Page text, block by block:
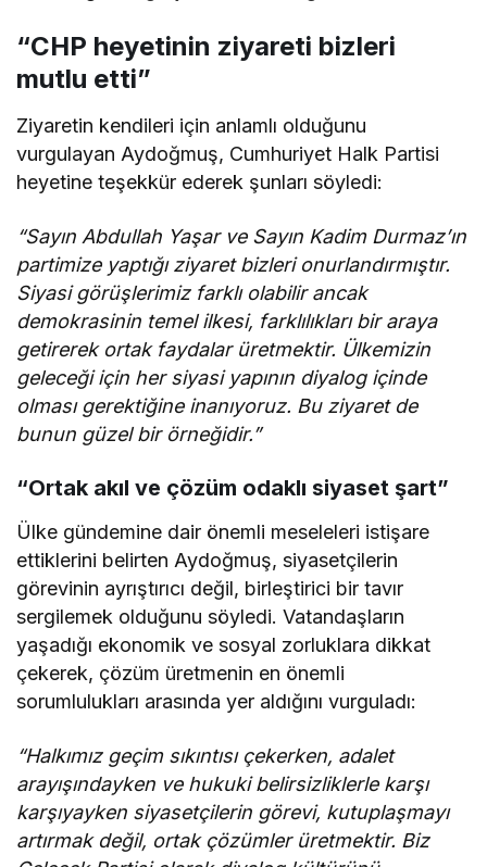
“CHP heyetinin ziyareti bizleri
mutlu etti”
Ziyaretin kendileri için anlamlı olduğunu
vurgulayan Aydoğmuş, Cumhuriyet Halk Partisi
heyetine teşekkür ederek şunları söyledi:
“Sayın Abdullah Yaşar ve Sayın Kadim Durmaz’ın
partimize yaptığı ziyaret bizleri onurlandırmıştır.
Siyasi görüşlerimiz farklı olabilir ancak
demokrasinin temel ilkesi, farklılıkları bir araya
getirerek ortak faydalar üretmektir. Ülkemizin
geleceği için her siyasi yapının diyalog içinde
olması gerektiğine inanıyoruz. Bu ziyaret de
bunun güzel bir örneğidir.”
“Ortak akıl ve çözüm odaklı siyaset şart”
Ülke gündemine dair önemli meseleleri istişare
ettiklerini belirten Aydoğmuş, siyasetçilerin
görevinin ayrıştırıcı değil, birleştirici bir tavır
sergilemek olduğunu söyledi. Vatandaşların
yaşadığı ekonomik ve sosyal zorluklara dikkat
çekerek, çözüm üretmenin en önemli
sorumlulukları arasında yer aldığını vurguladı:
“Halkımız geçim sıkıntısı çekerken, adalet
arayışındayken ve hukuki belirsizliklerle karşı
karşıyayken siyasetçilerin görevi, kutuplaşmayı
artırmak değil, ortak çözümler üretmektir. Biz